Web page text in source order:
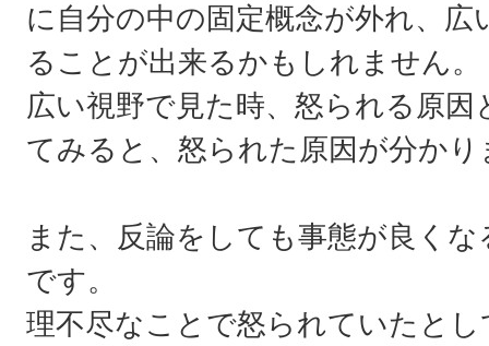
に自分の中の固定概念が外れ、
ることが出来るかもしれません。
広い視野で見た時、怒られる原
てみると、怒られた原因が分かり
また、反論をしても事態が良く
です。
理不尽なことで怒られていたと